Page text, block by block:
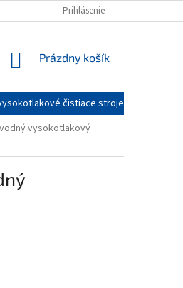
SERVIS
Prihlásenie
NÁKUPNÝ
Prázdny košík
čistiace stroje -
vysokotlakový